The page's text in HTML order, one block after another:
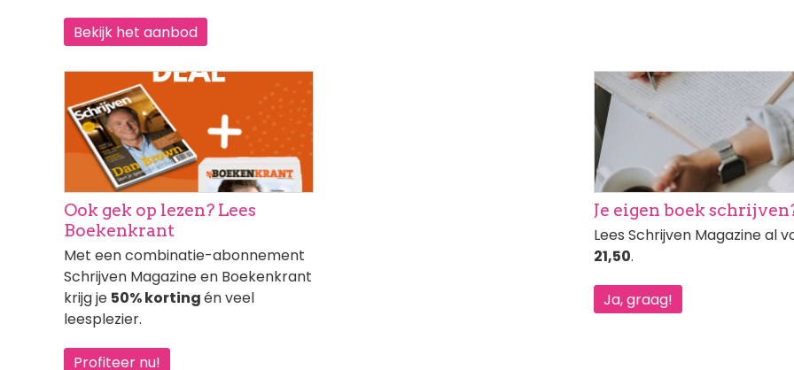
Bekijk het aanbod
Afbeelding
Ook gek op lezen? Lees
Boekenkrant
Met een combinatie-abonnement
Schrijven Magazine en Boekenkrant
krijg je 50% kortingén veel
leesplezier.
Profiteer nu!
Afbeelding
Je eigen boek
Lees Schrijven Magazine al
21,50.
Ja, graag!